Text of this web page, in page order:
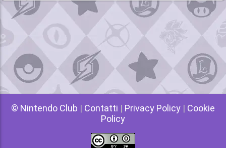
© Nintendo Club | Contatti | Privacy Policy | Cookie
Policy